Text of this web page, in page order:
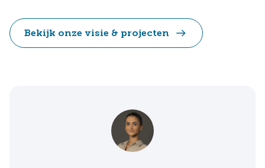
Bekijk onze visie & projecten